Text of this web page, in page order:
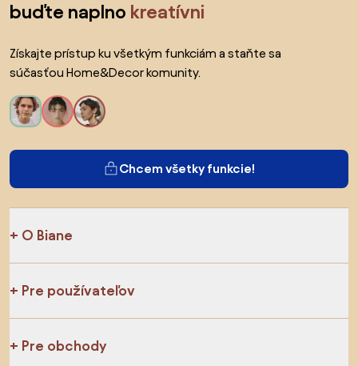
buďte naplno kreatívni
Získajte prístup ku všetkým funkciám a staňte sa
súčasťou Home&Decor komunity.
Chcem všetky funkcie!
O Biane
Pre používateľov
Pre obchody